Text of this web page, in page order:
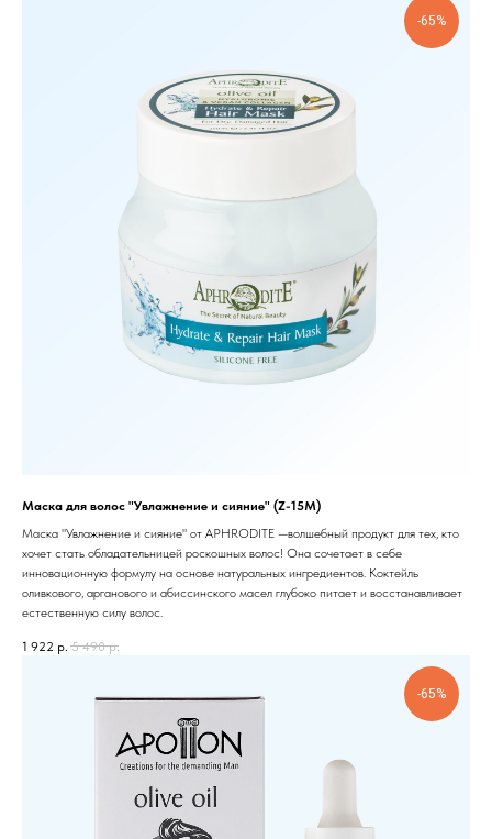
-65%
Маска для волос "Увлажнение и сияние" (Z-15M)
Маска "Увлажнение и сияние" от APHRODITE —волшебный продукт для тех, кто
хочет стать обладательницей роскошных волос! Она сочетает в себе
инновационную формулу на основе натуральных ингредиентов. Коктейль
оливкового, арганового и абиссинского масел глубоко питает и восстанавливает
естественную силу волос.
1 922 р. 5 490 р.
-65%